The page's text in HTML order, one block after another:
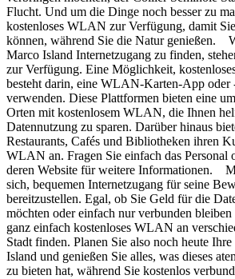
Flucht. Und um die Dinge noch besser zu
kostenloses WLAN zur Verfügung, damit
können, während Sie die Natur genießen.
Marco Island Internetzugang zu finden,
zur Verfügung. Eine Möglichkeit,
besteht darin, eine WLAN-Karten-App oder
verwenden. Diese Plattformen bieten eine
Orten mit kostenlosem WLAN, die Ihnen
Datennutzung zu sparen. Darüber hinaus
Restaurants, Cafés und Bibliotheken ihren
WLAN an. Fragen Sie einfach das Personal
deren Website für weitere Informationen.
sich, bequemen Internetzugang für seine
bereitzustellen. Egal, ob Sie Geld für die
möchten oder einfach nur verbunden bleiben
ganz einfach kostenloses WLAN an
Stadt finden. Planen Sie also noch heute
Island und genießen Sie alles, was dieses
zu bieten hat, während Sie kostenlos